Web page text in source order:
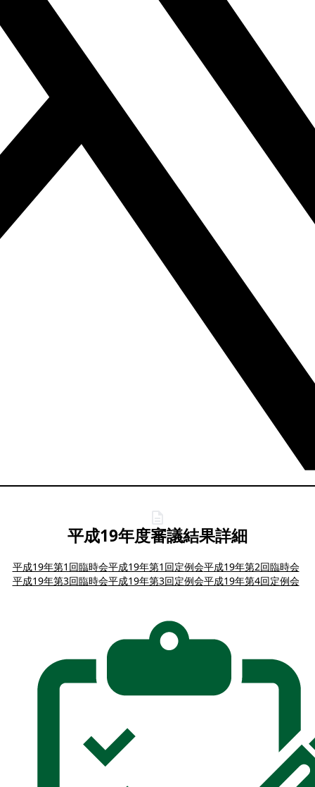
平成19年度審議結果詳細
平成19年第1回臨時会平成19年第1回定例会平成19年第2回臨時会
平成19年第3回臨時会平成19年第3回定例会平成19年第4回定例会